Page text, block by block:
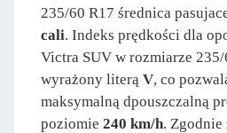
235/60 R17 średnica
cali. Indeks prędkości dla
Victra SUV w rozmiarze 235/
wyrażony literą V, co
maksymalną dpouszczalną
poziomie 240 km/h. Zgodnie